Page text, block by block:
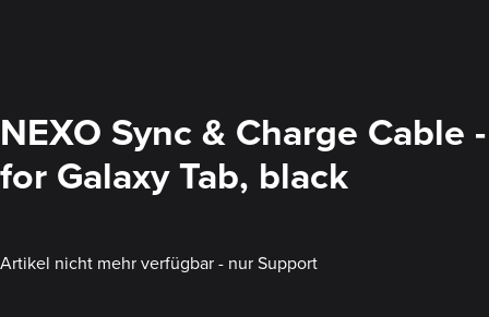
NEXO Sync & Charge Cable -
for Galaxy Tab, black
Artikel nicht mehr verfügbar - nur Support